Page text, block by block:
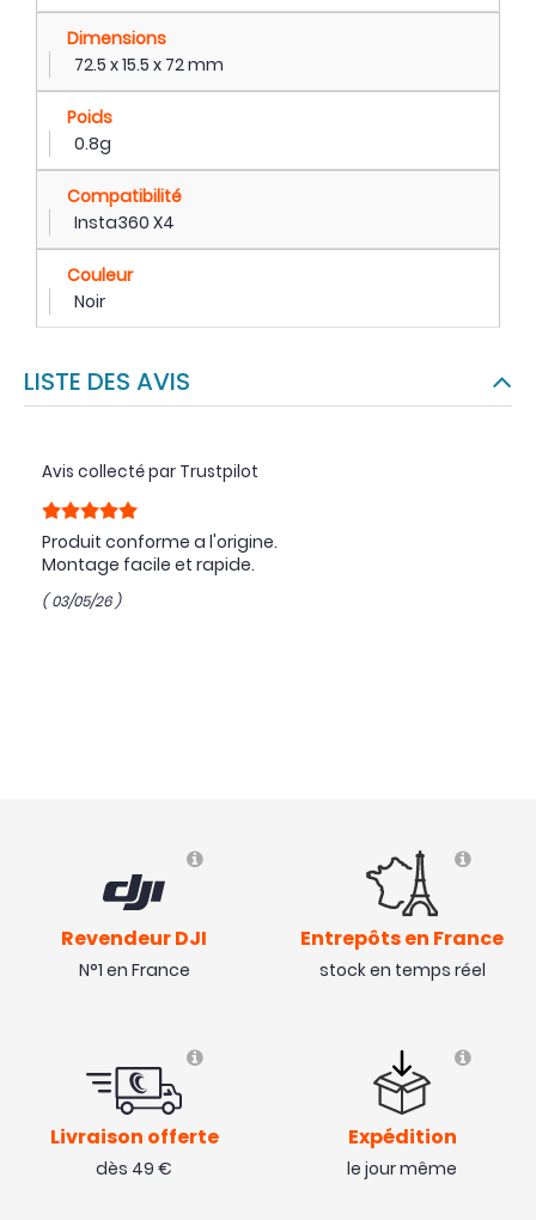
Dimensions
72.5 x 15.5 x 72 mm
Poids
0.8g
Compatibilité
Insta360 X4
Couleur
Noir
LISTE DES AVIS
Avis collecté par Trustpilot
Produit conforme a l'origine.
Montage facile et rapide.
( 03/05/26 )
Revendeur DJI
N°1 en France
Entrepôts en France
stock en temps réel
Livraison offerte
dès 49 €
Expédition
le jour même